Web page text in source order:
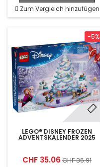
Zum Vergleich hinzufügen
LEGO® DISNEY FROZEN
ADVENTSKALENDER 2025
CHF 35.06 CHF 36.91
-5%